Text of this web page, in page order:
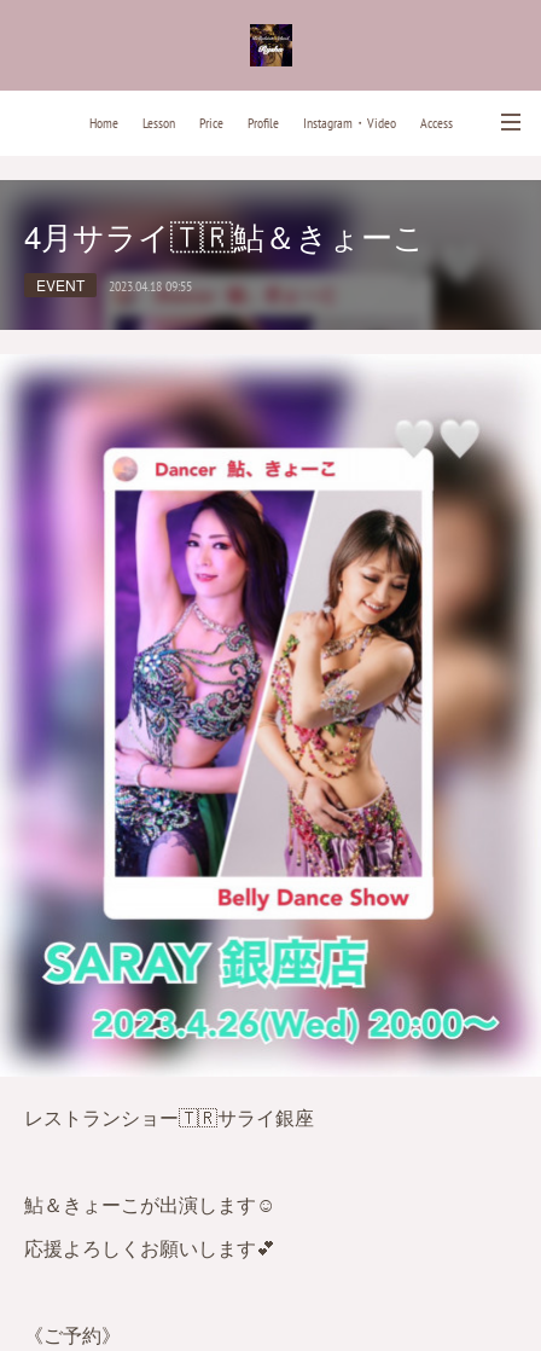
Home Lesson Price Profile Instagram・Video Access
4月サライ🇹🇷鮎＆きょーこ
EVENT 2023.04.18 09:55
レストランショー🇹🇷サライ銀座
鮎＆きょーこが出演します☺️
応援よろしくお願いします💕
《ご予約》